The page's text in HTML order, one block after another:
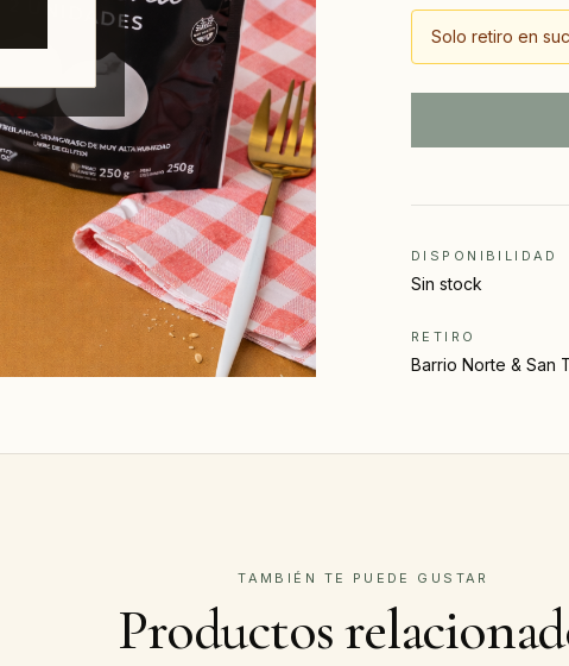
Solo retiro en
DISPONIBILIDAD
Sin stock
RETIRO
Barrio Norte & San
TAMBIÉN TE PUEDE GUSTAR
Productos